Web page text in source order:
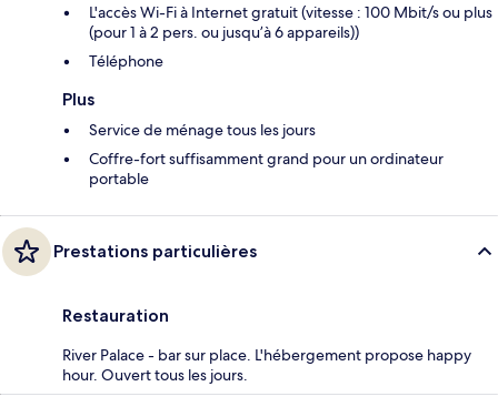
L'accès Wi-Fi à Internet gratuit (vitesse : 100 Mbit/s ou plus
(pour 1 à 2 pers. ou jusqu’à 6 appareils))
Téléphone
Plus
Service de ménage tous les jours
Coffre-fort suffisamment grand pour un ordinateur
portable
Prestations particulières
Restauration
River Palace - bar sur place. L'hébergement propose happy
hour. Ouvert tous les jours.